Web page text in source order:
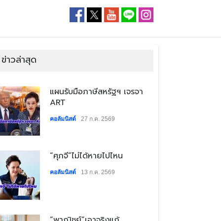
ข่าวล่าสุด
​แผนรับมือภาษีสหรัฐฯ เจรจา
ART
คอลัมนิสต์ 27 ก.ค. 2569
​“ศุภจี”ไม่ได้หายไปไหน
คอลัมนิสต์ 13 ก.ค. 2569